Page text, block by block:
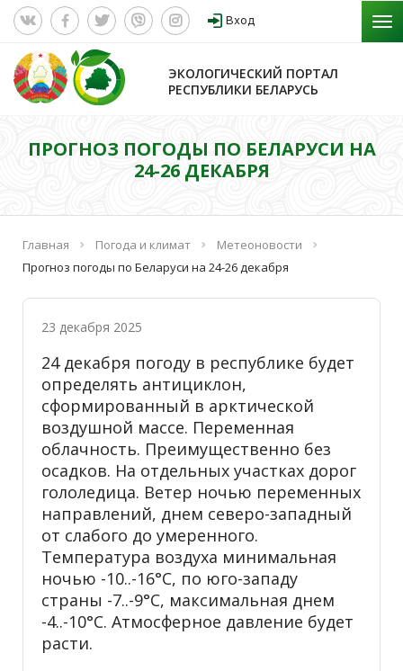
Вход
ЭКОЛОГИЧЕСКИЙ ПОРТАЛ
РЕСПУБЛИКИ БЕЛАРУСЬ
ПРОГНОЗ ПОГОДЫ ПО БЕЛАРУСИ НА
24-26 ДЕКАБРЯ
Главная Погода и климат
Метеоновости
Прогноз погоды по Беларуси на 24-26 декабря
23 декабря 2025
24 декабря погоду в республике будет
определять антициклон,
сформированный в арктической
воздушной массе. Переменная
облачность. Преимущественно без
осадков. На отдельных участках дорог
гололедица. Ветер ночью переменных
направлений, днем северо-западный
от слабого до умеренного.
Температура воздуха минимальная
ночью -10..-16°С, по юго-западу
страны -7..-9°С, максимальная днем
-4..-10°С. Атмосферное давление будет
расти.